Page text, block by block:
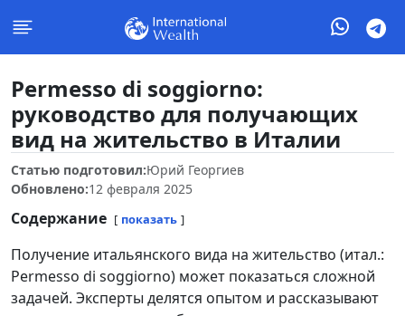
Permesso di soggiorno:
руководство для получающих
вид на жительство в Италии
Статью подготовил:Юрий Георгиев
Обновлено:12 февраля 2025
Содержание показать
Получение итальянского вида на жительство (итал.:
Permesso di soggiorno) может показаться сложной
задачей. Эксперты делятся опытом и рассказывают